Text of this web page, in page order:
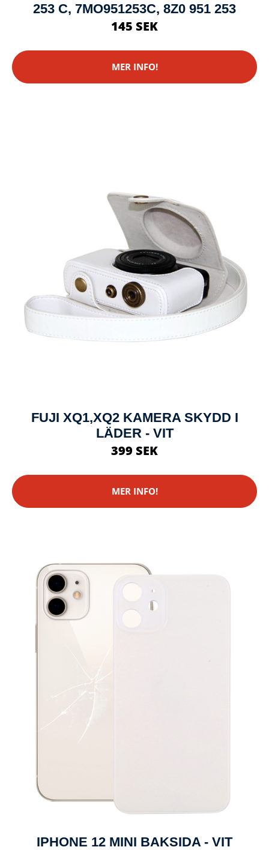
253 C, 7MO951253C, 8Z0 951 253
145 SEK
MER INFO!
FUJI XQ1,XQ2 KAMERA SKYDD I
LÄDER - VIT
399 SEK
MER INFO!
IPHONE 12 MINI BAKSIDA - VIT